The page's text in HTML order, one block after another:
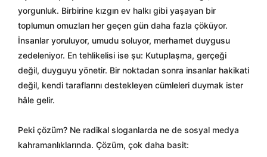
yorgunluk. Birbirine kızgın ev halkı gibi yaşayan bir
toplumun omuzları her geçen gün daha fazla çöküyor.
İnsanlar yoruluyor, umudu soluyor, merhamet duygusu
zedeleniyor. En tehlikelisi ise şu: Kutuplaşma, gerçeği
değil, duyguyu yönetir. Bir noktadan sonra insanlar hakikati
değil, kendi taraflarını destekleyen cümleleri duymak ister
hâle gelir.
Peki çözüm? Ne radikal sloganlarda ne de sosyal medya
kahramanlıklarında. Çözüm, çok daha basit: